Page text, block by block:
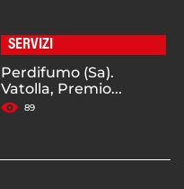
SERVIZI
Perdifumo (Sa).
Vatolla, Premio...
89